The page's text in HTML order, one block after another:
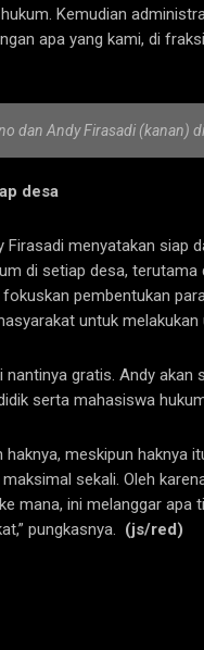
Kemudian
apa yang kami, di
dan Andy Firasadi (kanan)
desa
menyatakan siap
di setiap desa, terutama
pembentukan
untuk melakukan
gratis. Andy akan
serta mahasiswa
haknya, meskipun haknya
sekali. Oleh
mana, ini melanggar apa
pungkasnya. (js/red)